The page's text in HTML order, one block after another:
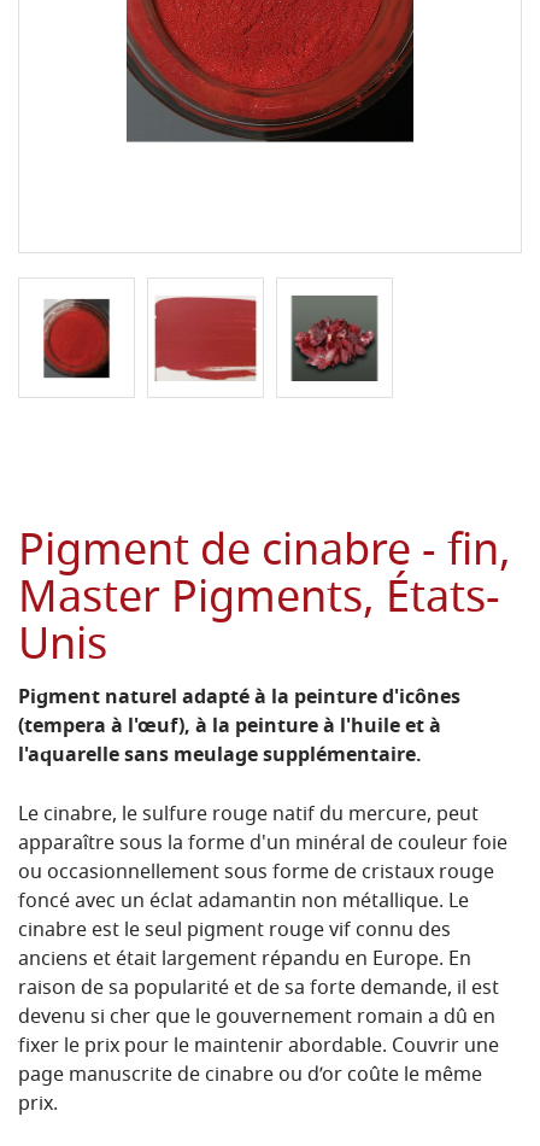
Pigment de cinabre - fin,
Master Pigments, États-
Unis
Pigment naturel adapté à la peinture d'icônes
(tempera à l'œuf), à la peinture à l'huile et à
l'aquarelle sans meulage supplémentaire.
Le cinabre, le sulfure rouge natif du mercure, peut
apparaître sous la forme d'un minéral de couleur foie
ou occasionnellement sous forme de cristaux rouge
foncé avec un éclat adamantin non métallique. Le
cinabre est le seul pigment rouge vif connu des
anciens et était largement répandu en Europe. En
raison de sa popularité et de sa forte demande, il est
devenu si cher que le gouvernement romain a dû en
fixer le prix pour le maintenir abordable. Couvrir une
page manuscrite de cinabre ou d’or coûte le même
prix.